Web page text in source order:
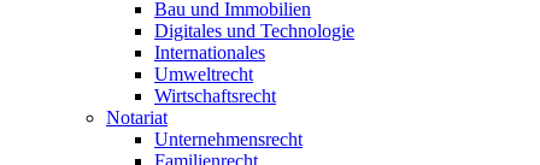
Bau und Immobilien
Digitales und Technologie
Internationales
Umweltrecht
Wirtschaftsrecht
Notariat
Unternehmensrecht
Familienrecht